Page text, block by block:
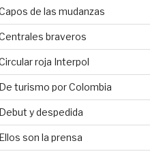
de las mudanzas
braveros
roja Interpol
De turismo por Colombia
Debut y despedida
Ellos son la prensa